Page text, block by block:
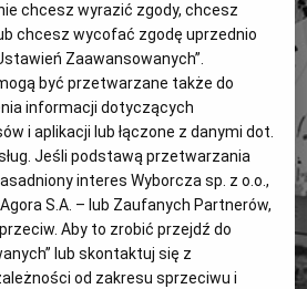
od 1989 roku.
treści "Gazety
Wyborczej".
których szukasz.
Kup dostęp
lub Zaloguj się
chcesz wyrazić zgody, chcesz
chcesz wycofać zgodę uprzednio
Zaawansowanych”.
być przetwarzane także do
informacji dotyczących
i aplikacji lub łączone z danymi dot.
Jeśli podstawą przetwarzania
interes Wyborcza sp. z o.o.,
S.A. – lub Zaufanych Partnerów,
Aby to zrobić przejdź do
lub skontaktuj się z
od zakresu sprzeciwu i